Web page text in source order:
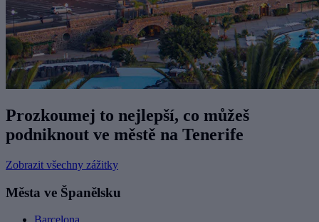
Prozkoumej to nejlepší, co můžeš
podniknout ve městě na Tenerife
Zobrazit všechny zážitky
Města ve Španělsku